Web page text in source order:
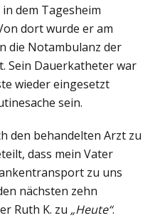
dem Tagesheim
dort wurde er am
die Notambulanz der
Sein Dauerkatheter war
wieder eingesetzt
sein.
den behandelten Arzt zu
dass mein Vater
zu uns
nächsten zehn
Ruth K. zu „Heute“.